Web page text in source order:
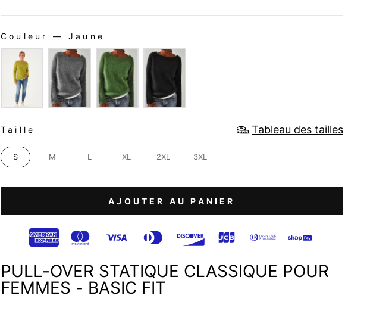
Couleur —
Jaune
COULEUR
Taille Tableau des tailles
S M L XL 2XL 3XL
AJOUTER AU PANIER
PULL-OVER STATIQUE CLASSIQUE POUR
FEMMES - BASIC FIT